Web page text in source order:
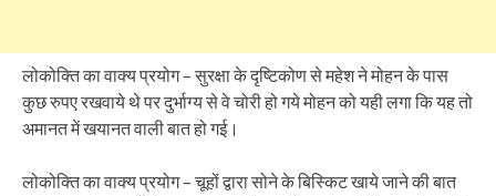
लोकोक्ति का वाक्य प्रयोग – सुरक्षा के दृष्टिकोण से महेश ने मोहन के पास
कुछ रुपए रखवाये थे पर दुर्भाग्य से वे चोरी हो गये मोहन को यही लगा कि यह तो
अमानत में खयानत वाली बात हो गई।
लोकोक्ति का वाक्य प्रयोग – चूहों द्वारा सोने के बिस्किट खाये जाने की बात